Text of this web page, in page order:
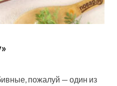
пожалуй — один из